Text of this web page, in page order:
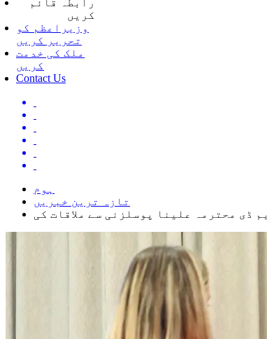
رابطہ قائم
کریں
وزیراعظم کو
تحریر کریں
ملک کی خدمت
کریں
Contact Us
ہوم
تازہ ترین خبریں
ڈی محترمہ علینا پوسلزنی سے ملاقات کی